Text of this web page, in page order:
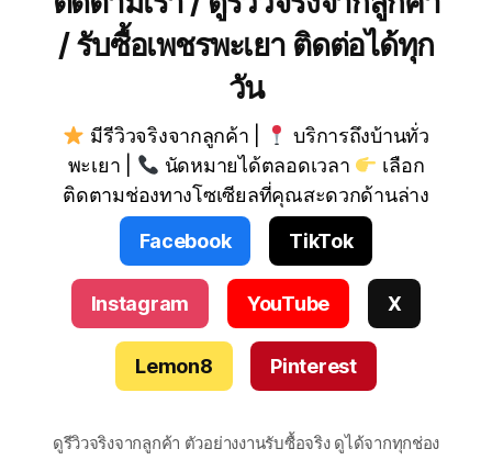
/ รับซื้อเพชรพะเยา ติดต่อได้ทุก
วัน
มีรีวิวจริงจากลูกค้า |
บริการถึงบ้านทั่ว
พะเยา |
นัดหมายได้ตลอดเวลา
เลือก
ติดตามช่องทางโซเซียลที่คุณสะดวกด้านล่าง
Facebook
TikTok
Instagram YouTube X
Lemon8 Pinterest
ดูรีวิวจริงจากลูกค้า ตัวอย่างงานรับซื้อจริง ดูได้จากทุกช่อง